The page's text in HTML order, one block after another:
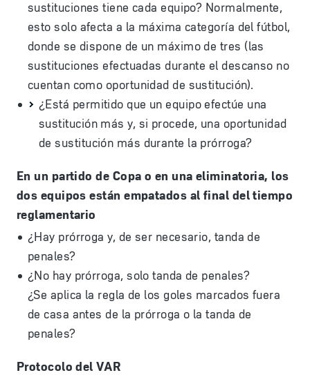
sustituciones tiene cada equipo? Normalmente,
esto solo afecta a la máxima categoría del fútbol,
donde se dispone de un máximo de tres (las
sustituciones efectuadas durante el descanso no
cuentan como oportunidad de sustitución).
¿Está permitido que un equipo efectúe una
sustitución más y, si procede, una oportunidad
de sustitución más durante la prórroga?
En un partido de Copa o en una eliminatoria, los
dos equipos están empatados al final del tiempo
reglamentario
¿Hay prórroga y, de ser necesario, tanda de
penales?
¿No hay prórroga, solo tanda de penales?
¿Se aplica la regla de los goles marcados fuera
de casa antes de la prórroga o la tanda de
penales?
Protocolo del VAR